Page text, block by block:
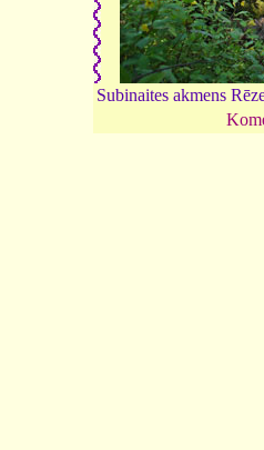
Subinaites akmens